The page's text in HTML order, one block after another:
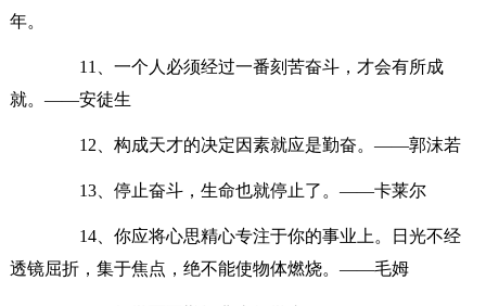
年。
11、一个人必须经过一番刻苦奋斗，才会有所成
就。——安徒生
12、构成天才的决定因素就应是勤奋。——郭沫若
13、停止奋斗，生命也就停止了。——卡莱尔
14、你应将心思精心专注于你的事业上。日光不经
透镜屈折，集于焦点，绝不能使物体燃烧。——毛姆